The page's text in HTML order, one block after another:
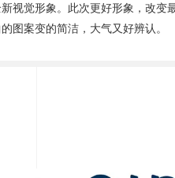
视觉形象 。此次更好形象，改变
图案变的简洁，大气又好辨认。